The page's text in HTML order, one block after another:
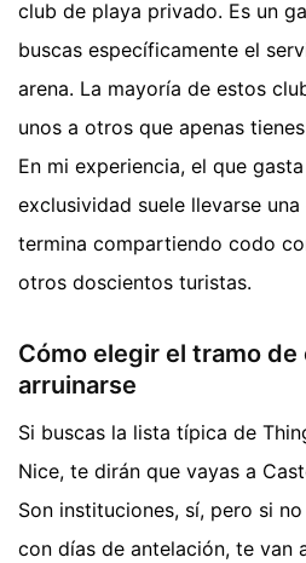
club de playa privado. Es un
buscas específicamente el
arena. La mayoría de estos
unos a otros que apenas
En mi experiencia, el que
exclusividad suele llevarse
termina compartiendo codo
otros doscientos turistas.
Cómo elegir el tramo de
arruinarse
Si buscas la lista típica de
Nice, te dirán que vayas a
Son instituciones, sí, pero si
con días de antelación, te van